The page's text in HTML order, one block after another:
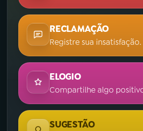
RECLAMAÇÃO
Registre sua insatisfação.
ELOGIO
Compartilhe algo
SUGESTÃO